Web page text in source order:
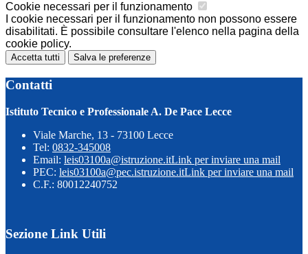
Cookie necessari per il funzionamento
I cookie necessari per il funzionamento non possono essere
disabilitati. È possibile consultare l'elenco nella pagina della
cookie policy.
Accetta tutti Salva le preferenze
Contatti
Istituto Tecnico e Professionale A. De Pace Lecce
Viale Marche, 13 - 73100 Lecce
Tel: 0832-345008
Email: leis03100a@istruzione.itLink per inviare una mail
PEC: leis03100a@pec.istruzione.itLink per inviare una mail
C.F.: 80012240752
Sezione Link Utili